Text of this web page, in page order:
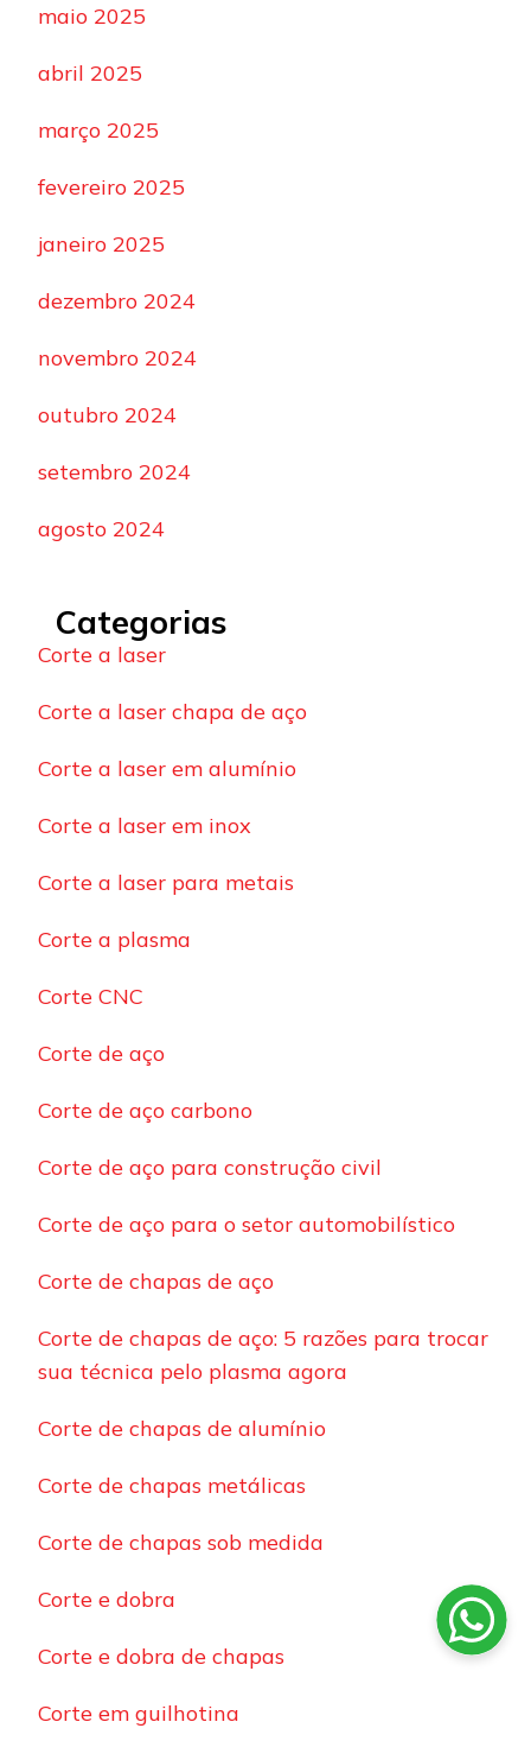
maio 2025
abril 2025
março 2025
fevereiro 2025
janeiro 2025
dezembro 2024
novembro 2024
outubro 2024
setembro 2024
agosto 2024
Categorias
Corte a laser
Corte a laser chapa de aço
Corte a laser em alumínio
Corte a laser em inox
Corte a laser para metais
Corte a plasma
Corte CNC
Corte de aço
Corte de aço carbono
Corte de aço para construção civil
Corte de aço para o setor automobilístico
Corte de chapas de aço
Corte de chapas de aço: 5 razões para trocar
sua técnica pelo plasma agora
Corte de chapas de alumínio
Corte de chapas metálicas
Corte de chapas sob medida
Corte e dobra
Corte e dobra de chapas
Corte em guilhotina